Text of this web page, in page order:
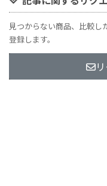
見つからない商品、比較し
登録します。